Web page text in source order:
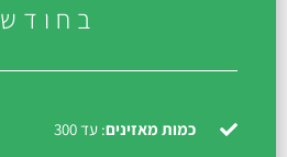
בחודש
כמות מאזינים: עד 300